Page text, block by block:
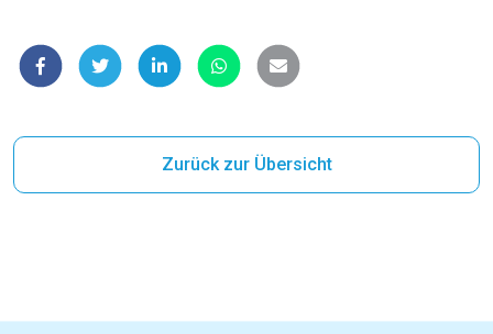
Zurück zur Übersicht